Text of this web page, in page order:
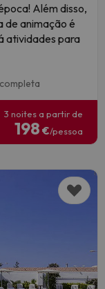
Além disso,
de animação é
atividades para
3 noites a partir de
198 €/pessoa